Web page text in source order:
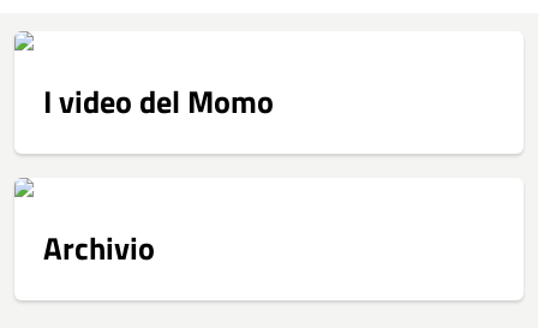
I video del Momo
Archivio